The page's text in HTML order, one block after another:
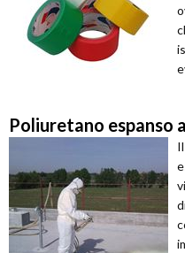
Poliuretano espanso